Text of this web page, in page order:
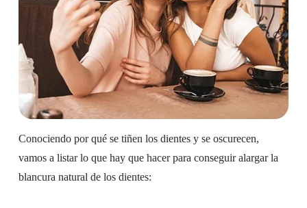
Conociendo por qué se tiñen los dientes y se oscurecen,
vamos a listar lo que hay que hacer para conseguir alargar la
blancura natural de los dientes: